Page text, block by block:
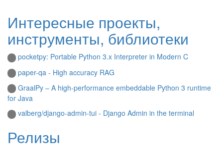
Интересные проекты,
инструменты, библиотеки
pocketpy: Portable Python 3.x Interpreter in Modern C
paper-qa - High accuracy RAG
GraalPy – A high-performance embeddable Python 3 runtime
for Java
valberg/django-admin-tui - Django Admin in the terminal
Релизы